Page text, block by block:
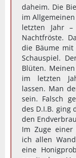
daheim. Die
im
letzten Jahr
Nachtfröste.
die Bäume mit
Schauspiel.
Blüten.
im letzten
lassen. Man
sein. Falsch
des D.I.B. ging
den
Im Zuge einer
ich allen
eine